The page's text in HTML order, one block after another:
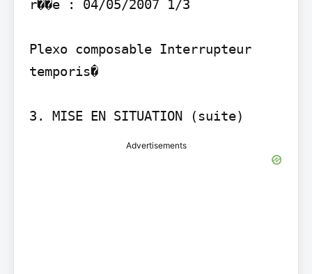
r��e : 04/05/2007 1/3
Plexo composable Interrupteur
temporis�
3. MISE EN SITUATION (suite)
Advertisements